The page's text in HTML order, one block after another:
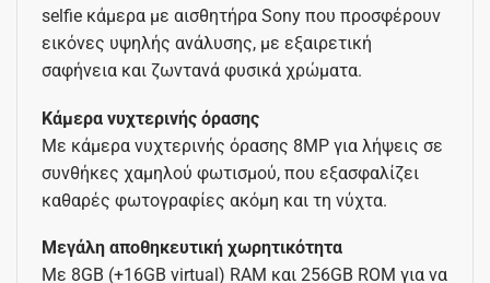
selfie κάμερα με αισθητήρα Sony που προσφέρουν
εικόνες υψηλής ανάλυσης, με εξαιρετική
σαφήνεια και ζωντανά φυσικά χρώματα.
Κάμερα νυχτερινής όρασης
Με κάμερα νυχτερινής όρασης 8MP για λήψεις σε
συνθήκες χαμηλού φωτισμού, που εξασφαλίζει
καθαρές φωτογραφίες ακόμη και τη νύχτα.
Μεγάλη αποθηκευτική χωρητικότητα
Με 8GB (+16GB virtual) RAM και 256GB ROM για να